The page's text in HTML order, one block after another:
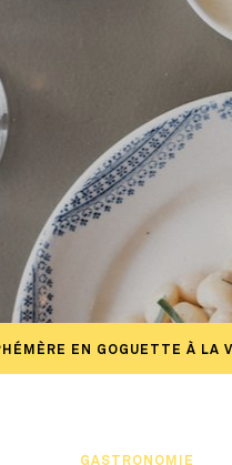
EN GOGUETTE À LA
GASTRONOMIE